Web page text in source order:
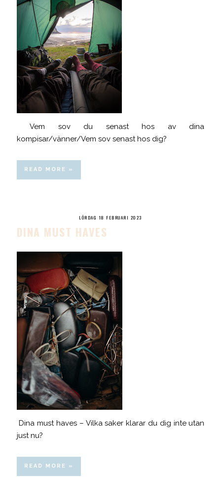
Vem sov du senast hos av dina
kompisar/vänner/Vem sov senast hos dig?
READ MORE »
LÖRDAG 18 FEBRUARI 2023
DINA MUST HAVES
Dina must haves – Vilka saker klarar du dig inte utan
just nu?
READ MORE »